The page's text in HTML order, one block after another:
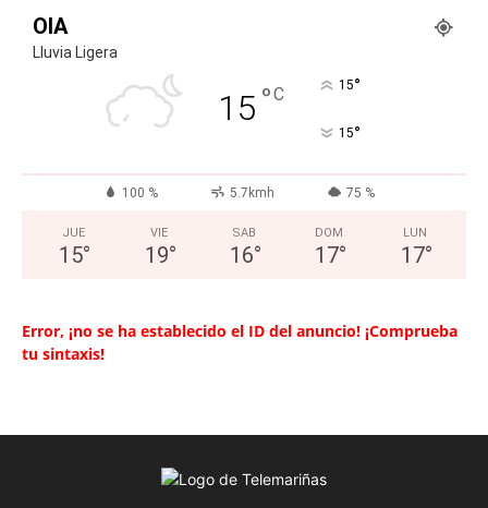
OIA
Lluvia Ligera
15 °C 15°
15°
100 % 5.7kmh 75 %
JUE
15°
VIE
19°
SAB
16°
DOM
17°
LUN
17°
Error, ¡no se ha establecido el ID del anuncio! ¡Comprueba
tu sintaxis!